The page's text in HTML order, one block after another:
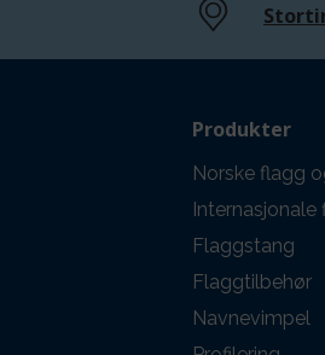
Produkter
Norske flagg
Internasjonale
Flaggstang
Flaggtilbehør
Navnevimpel